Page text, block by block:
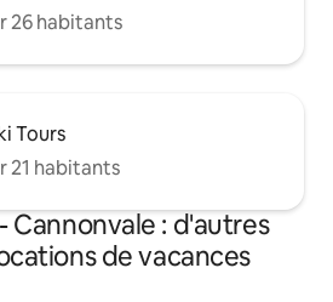
26 habitants
Tours
21 habitants
Cannonvale : d'autres
de vacances